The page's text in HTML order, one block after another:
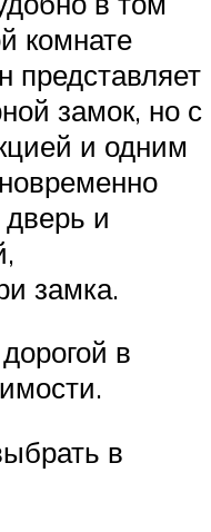
комнате
представляет
замок, но с
и одним
и
замка.
в
в